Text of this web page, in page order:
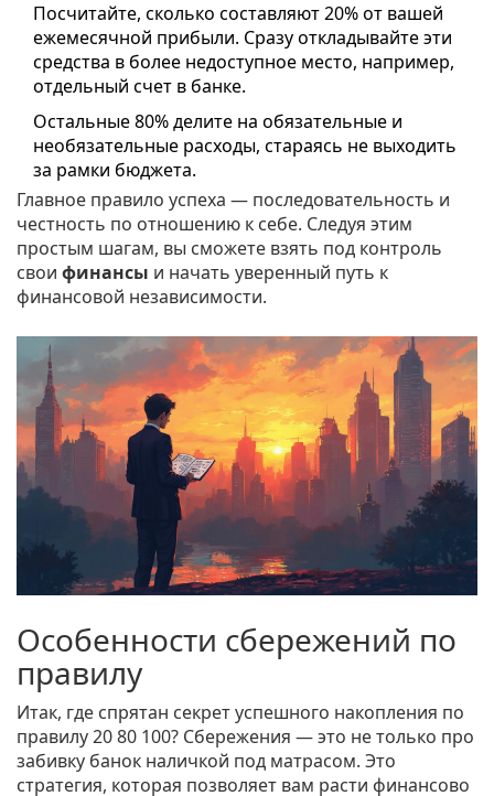
Посчитайте, сколько составляют 20% от вашей
ежемесячной прибыли. Сразу откладывайте эти
средства в более недоступное место, например,
отдельный счет в банке.
Остальные 80% делите на обязательные и
необязательные расходы, стараясь не выходить
за рамки бюджета.
Главное правило успеха — последовательность и
честность по отношению к себе. Следуя этим
простым шагам, вы сможете взять под контроль
свои финансы и начать уверенный путь к
финансовой независимости.
Особенности сбережений по
правилу
Итак, где спрятан секрет успешного накопления по
правилу 20 80 100? Сбережения — это не только про
забивку банок наличкой под матрасом. Это
стратегия, которая позволяет вам расти финансово